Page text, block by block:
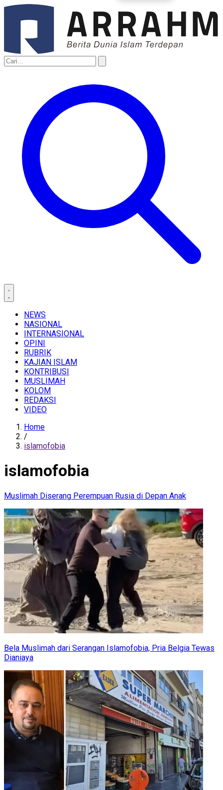
NEWS
NASIONAL
INTERNASIONAL
OPINI
RUBRIK
KAJIAN ISLAM
KONTRIBUSI
MUSLIMAH
KOLOM
REDAKSI
VIDEO
Home
/
islamofobia
islamofobia
Muslimah Diserang Perempuan Rusia di Depan Anak
Bela Muslimah dari Serangan Islamofobia, Pria Belgia Tewas
Dianiaya